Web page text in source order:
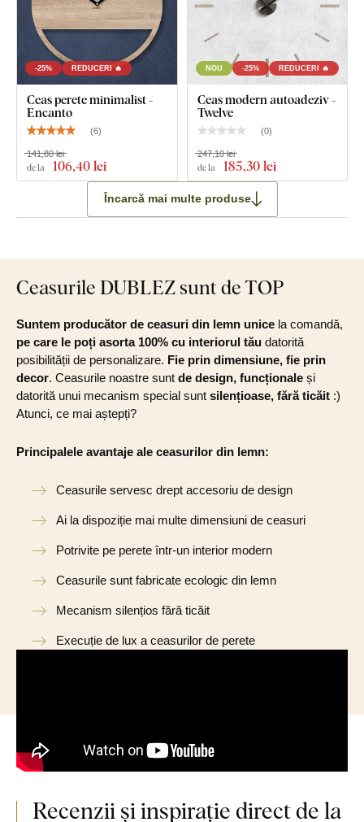
Ceas 3D autoadeziv cu rame pentru 12 fotografii
Mecanism silențios montat într-un capac de oțel
argintiu
Ace de ceasornic din oțel de culoare neagră
-25% REDUCERI 🔥
Ceas perete minimalist -
Encanto
(6)
de la 106,40 lei
141,80 lei
NOU -25% REDUCERI 🔥
Ceas modern autoadeziv -
Twelve
(0)
de la 185,30 lei
247,10 lei
Încarcă mai multe produse
Ceasurile DUBLEZ sunt de TOP
Suntem producător de ceasuri din lemn unice la comandă,
pe care le poți asorta 100% cu interiorul tău datorită
posibilității de personalizare. Fie prin dimensiune, fie prin
decor. Ceasurile noastre sunt de design, funcționale și
datorită unui mecanism special sunt silențioase, fără ticăit :)
Atunci, ce mai aștepți?
Principalele avantaje ale ceasurilor din lemn:
Ceasurile servesc drept accesoriu de design
Ai la dispoziție mai multe dimensiuni de ceasuri
Potrivite pe perete într-un interior modern
Ceasurile sunt fabricate ecologic din lemn
Mecanism silențios fără ticăit
Execuție de lux a ceasurilor de perete
Recenzii și inspirație direct de la